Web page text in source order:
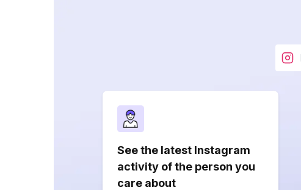
See the latest Instagram
activity of the person you
care about